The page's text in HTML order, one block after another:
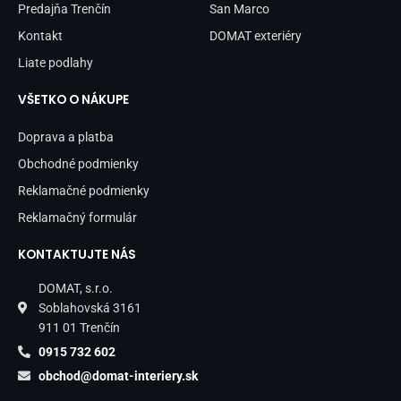
Predajňa Trenčín
Kontakt
Liate podlahy
San Marco
DOMAT exteriéry
VŠETKO O NÁKUPE
Doprava a platba
Obchodné podmienky
Reklamačné podmienky
Reklamačný formulár
KONTAKTUJTE NÁS
DOMAT, s.r.o.
Soblahovská 3161
911 01 Trenčín
0915 732 602
obchod@domat-interiery.sk